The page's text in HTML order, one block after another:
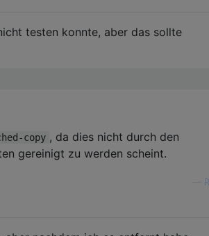
testen konnte, aber das sollte
copy , da dies nicht durch den
gereinigt zu werden scheint.